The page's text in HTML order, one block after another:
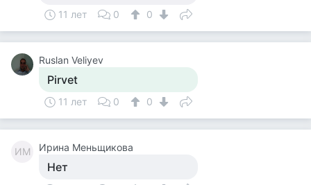
11 лет 0 0
Ruslan Veliyev
Pirvet
11 лет 0 0
ИМ Ирина Меньщикова
Нет